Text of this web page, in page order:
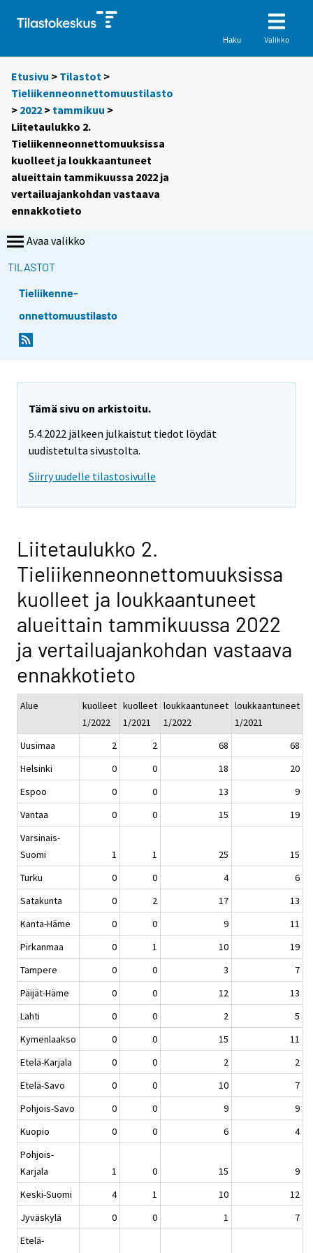
Haku Valikko
Etusivu > Tilastot >
Tieliikenneonnettomuustilasto
> 2022 > tammikuu >
Liitetaulukko 2.
Tieliikenneonnettomuuksissa
kuolleet ja loukkaantuneet
alueittain tammikuussa 2022 ja
vertailuajankohdan vastaava
ennakkotieto
Avaa valikko
TILASTOT
Tieliikenne-
onnettomuustilasto
Tämä sivu on arkistoitu.
5.4.2022 jälkeen julkaistut tiedot löydät
uudistetulta sivustolta.
Siirry uudelle tilastosivulle
Liitetaulukko 2.
Tieliikenneonnettomuuksissa
kuolleet ja loukkaantuneet
alueittain tammikuussa 2022
ja vertailuajankohdan vastaava
ennakkotieto
Alue
kuolleet
1/2022
kuolleet
1/2021
loukkaantuneet
1/2022
loukkaantuneet
1/2021
Uusimaa
2 2 68
68
Helsinki
0 0 18
20
Espoo
0 0 13
9
Vantaa
0 0 15
19
Varsinais-
Suomi
1 1 25
15
Turku
0 0 4
6
Satakunta
0 2 17
13
Kanta-Häme
0 0 9
11
Pirkanmaa
0 1 10
19
Tampere
0 0 3
7
Päijät-Häme
0 0 12
13
Lahti
0 0 2
5
Kymenlaakso
0 0 15
11
Etelä-Karjala
0 0 2
2
Etelä-Savo
0 0 10
7
Pohjois-Savo
0 0 9
9
Kuopio
0 0 6
4
Pohjois-
Karjala
1 0 15
9
Keski-Suomi
4 1 10
12
Jyväskylä
0 0 1
7
Etelä-